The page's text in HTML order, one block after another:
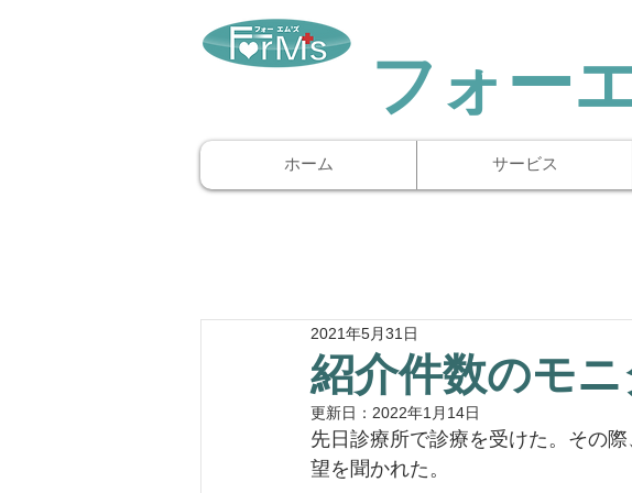
フォー
ホーム サービス
紹介件数のモ
2021年5月31日
更新日： 2022年1月14日
先日診療所で診療を受けた。その
望を聞かれた。